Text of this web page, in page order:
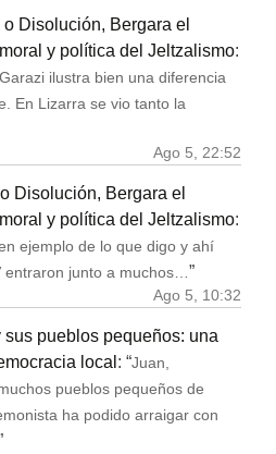
Disolución, Bergara el
y política del Jeltzalismo:
ilustra bien una diferencia
En Lizarra se vio tanto la
Ago 5, 22:52
Disolución, Bergara el
y política del Jeltzalismo:
ejemplo de lo que digo y ahí
entraron junto a muchos… ”
Ago 5, 10:32
sus pueblos pequeños: una
local : “Juan,
pueblos pequeños de
ha podido arraigar con